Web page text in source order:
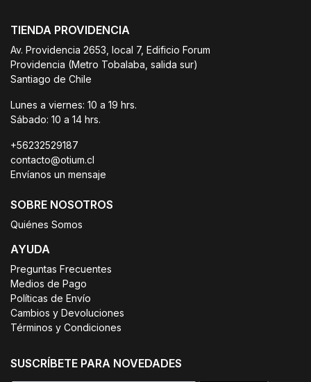
TIENDA PROVIDENCIA
Av. Providencia 2653, local 7, Edificio Forum
Providencia (Metro Tobalaba, salida sur)
Santiago de Chile
Lunes a viernes: 10 a 19 hrs.
Sábado: 10 a 14 hrs.
+56232529187
contacto@otium.cl
Envíanos un mensaje
SOBRE NOSOTROS
Quiénes Somos
AYUDA
Preguntas Frecuentes
Medios de Pago
Políticas de Envío
Cambios y Devoluciones
Términos y Condiciones
SUSCRÍBETE PARA NOVEDADES